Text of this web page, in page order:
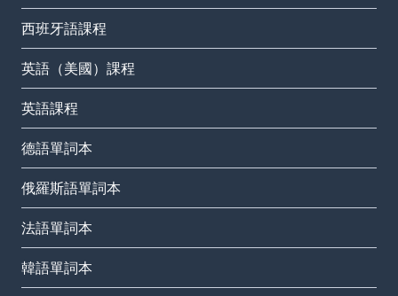
西班牙語課程
英語（美國）課程
英語課程
德語單詞本
俄羅斯語單詞本
法語單詞本
韓語單詞本